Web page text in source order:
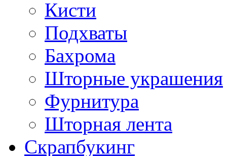
Кисти
Подхваты
Бахрома
Шторные украшения
Фурнитура
Шторная лента
Скрапбукинг